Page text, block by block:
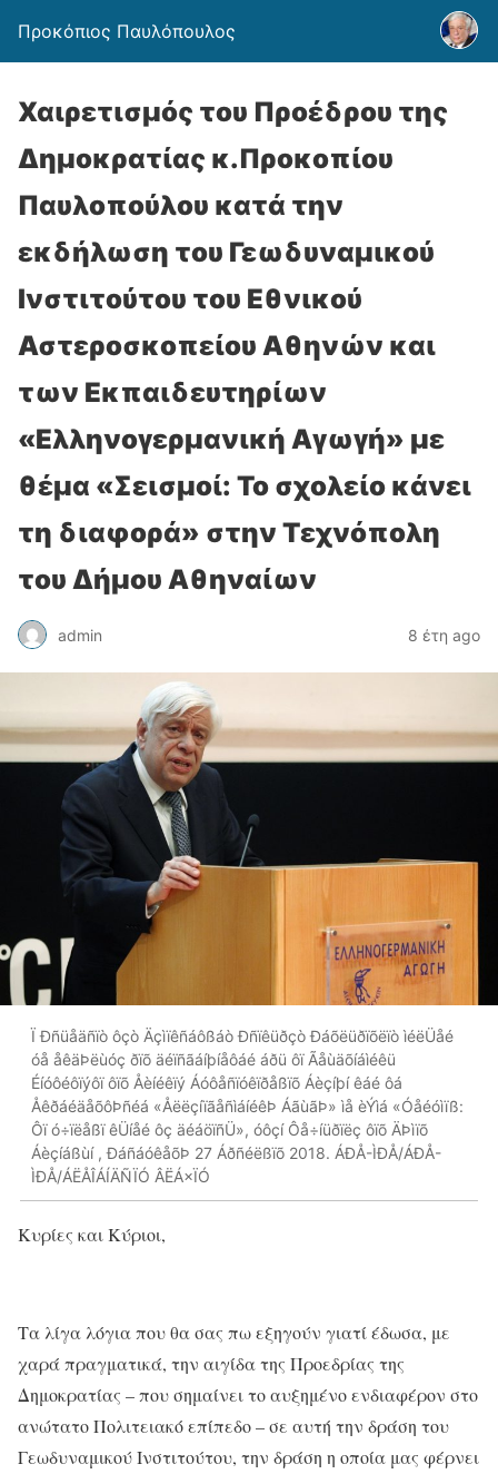
Προκόπιος Παυλόπουλος
Χαιρετισμός του Προέδρου της
Δημοκρατίας κ.Προκοπίου
Παυλοπούλου κατά την
εκδήλωση του Γεωδυναμικού
Ινστιτούτου του Εθνικού
Αστεροσκοπείου Αθηνών και
των Εκπαιδευτηρίων
«Ελληνογερμανική Αγωγή» με
θέμα «Σεισμοί: Το σχολείο κάνει
τη διαφορά» στην Τεχνόπολη
του Δήμου Αθηναίων
admin 8 έτη ago
Ï Ðñüåäñïò ôçò Äçìïêñáôßáò Ðñïêüðçò Ðáõëüðïõëïò ìéëÜåé
óå åêäÞëùóç ðïõ äéïñãáíþíåôáé áðü ôï Ãåùäõíáìéêü
Éíóôéôïýôï ôïõ Åèíéêïý Áóôåñïóêïðåßïõ Áèçíþí êáé ôá
ÅêðáéäåõôÞñéá «ÅëëçíïãåñìáíéêÞ ÁãùãÞ» ìå èÝìá «Óåéóìïß:
Ôï ó÷ïëåßï êÜíåé ôç äéáöïñÜ», óôçí Ôå÷íüðïëç ôïõ ÄÞìïõ
Áèçíáßùí , ÐáñáóêåõÞ 27 Áðñéëßïõ 2018. ÁÐÅ-ÌÐÅ/ÁÐÅ-
ÌÐÅ/ÁËÅÎÁÍÄÑÏÓ ÂËÁ×ÏÓ
Κυρίες και Κύριοι,
Τα λίγα λόγια που θα σας πω εξηγούν γιατί έδωσα, με
χαρά πραγματικά, την αιγίδα της Προεδρίας της
Δημοκρατίας – που σημαίνει τo αυξημένο ενδιαφέρον στο
ανώτατο Πολιτειακό επίπεδο – σε αυτή την δράση του
Γεωδυναμικού Ινστιτούτου, την δράση η οποία μας φέρνει